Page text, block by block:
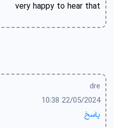
very happy to hear that
dre
22/05/2024 10:38
پاسخ